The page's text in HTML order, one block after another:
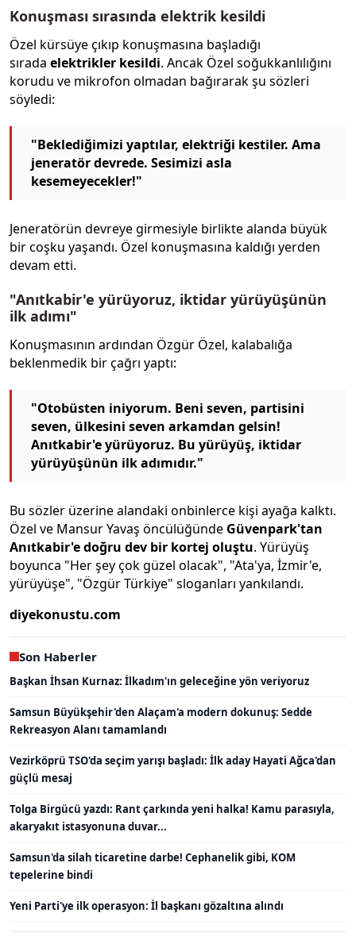
Konuşması sırasında elektrik kesildi
Özel kürsüye çıkıp konuşmasına başladığı
sırada elektrikler kesildi. Ancak Özel soğukkanlılığını
korudu ve mikrofon olmadan bağırarak şu sözleri
söyledi:
"Beklediğimizi yaptılar, elektriği kestiler. Ama
jeneratör devrede. Sesimizi asla
kesemeyecekler!"
Jeneratörün devreye girmesiyle birlikte alanda büyük
bir coşku yaşandı. Özel konuşmasına kaldığı yerden
devam etti.
"Anıtkabir'e yürüyoruz, iktidar yürüyüşünün
ilk adımı"
Konuşmasının ardından Özgür Özel, kalabalığa
beklenmedik bir çağrı yaptı:
"Otobüsten iniyorum. Beni seven, partisini
seven, ülkesini seven arkamdan gelsin!
Anıtkabir'e yürüyoruz. Bu yürüyüş, iktidar
yürüyüşünün ilk adımıdır."
Bu sözler üzerine alandaki onbinlerce kişi ayağa kalktı.
Özel ve Mansur Yavaş öncülüğünde Güvenpark'tan
Anıtkabir'e doğru dev bir kortej oluştu. Yürüyüş
boyunca "Her şey çok güzel olacak", "Ata'ya, İzmir'e,
yürüyüşe", "Özgür Türkiye" sloganları yankılandı.
diyekonustu.com
Son Haberler
Başkan İhsan Kurnaz: İlkadım'ın geleceğine yön veriyoruz
Samsun Büyükşehir'den Alaçam'a modern dokunuş: Sedde
Rekreasyon Alanı tamamlandı
Vezirköprü TSO'da seçim yarışı başladı: İlk aday Hayati Ağca'dan
güçlü mesaj
Tolga Birgücü yazdı: Rant çarkında yeni halka! Kamu parasıyla,
akaryakıt istasyonuna duvar...
Samsun'da silah ticaretine darbe! Cephanelik gibi, KOM
tepelerine bindi
Yeni Parti'ye ilk operasyon: İl başkanı gözaltına alındı